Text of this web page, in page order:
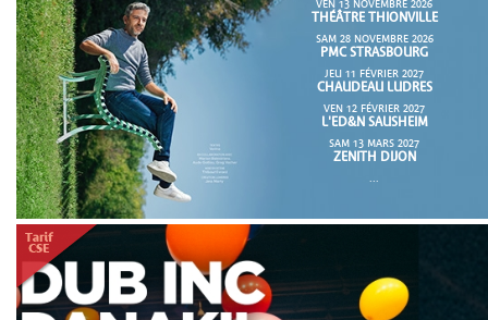
VEN 13 NOVEMBRE 2026
THÉÂTRE THIONVILLE
SAM 28 NOVEMBRE 2026
PMC STRASBOURG
JEU 11 FÉVRIER 2027
CHAUDEAU LUDRES
VEN 12 FÉVRIER 2027
L'ED&N SAUSHEIM
SAM 13 MARS 2027
ZENITH DIJON
...